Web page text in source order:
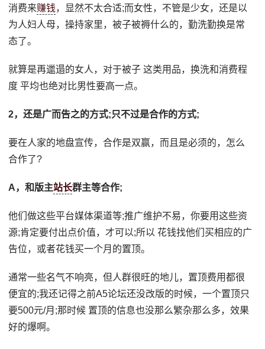
消费来赚钱，显然不太合适;而女性，不管是少女，还是以
为人妇人母，操持家里，被子被褥什么的，勤洗勤换是常
态了。
就算是再邋遢的女人，对于被子 这类用品，换洗和消费程
度 平均也绝对比男性要高一点。
2，还是广而告之的方式;只不过是合作的方式;
要在人家的地盘宣传，合作是双赢，而且是必须的，怎么
合作了?
A，和版主站长群主等合作;
他们做这些平台媒体渠道等;推广维护不易，你要用这些资
源;肯定要付出点价值，才可以;所以 花钱找他们买相应的广
告位，或者花钱买一个月的置顶。
通常一些名气不响亮，但人群很旺的地儿，置顶费用都很
便宜的;我还记得之前A5论坛还没改版的时候，一个置顶只
要500元/月;那时候 置顶的信息也没那么繁杂那么多，效果
好的爆啊。